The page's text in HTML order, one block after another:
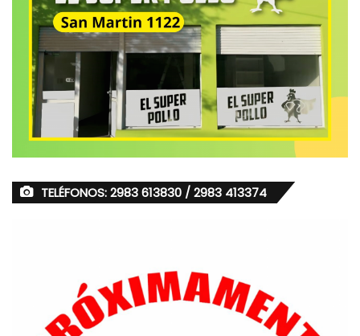
TELÉFONOS: 2983 613830 / 2983 413374